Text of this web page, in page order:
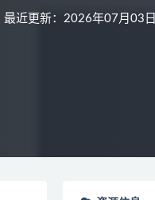
最近更新：2026年07月03日